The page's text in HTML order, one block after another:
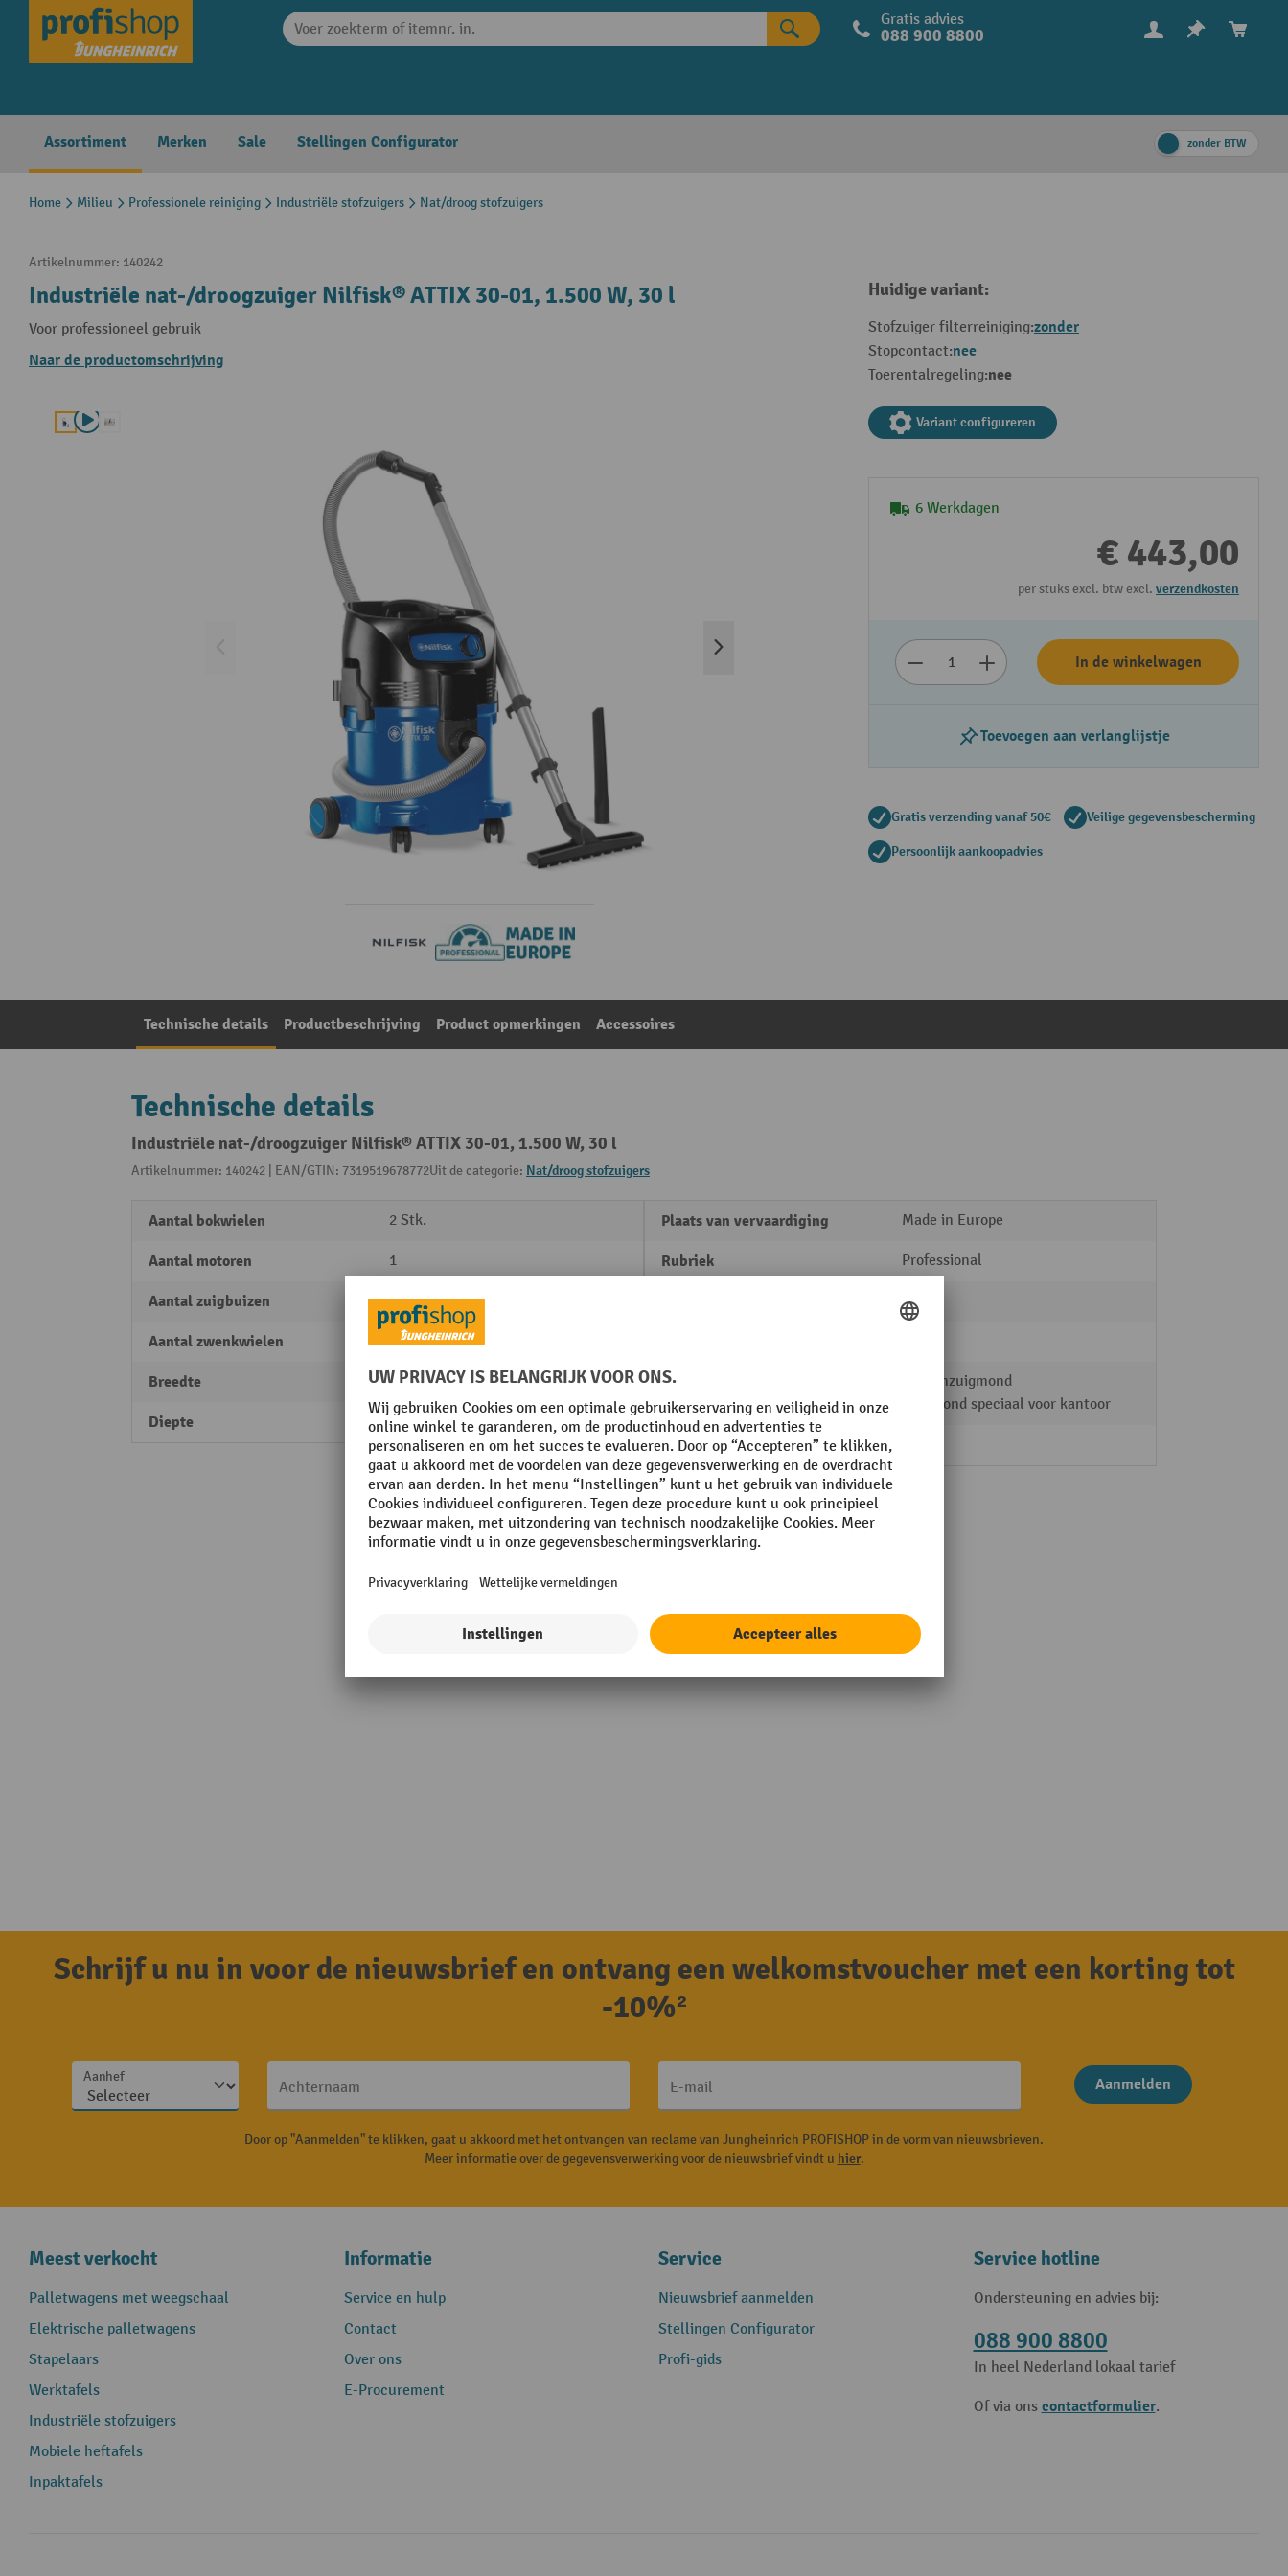
Skip to main navigation Gratis advies
088 900 8800
Assortiment Merken Sale Stellingen Configurator zonder BTW
Home Milieu Professionele reiniging Industriële stofzuigers Nat/droog stofzuigers
Artikelnummer: 140242
Industriële nat-/droogzuiger Nilfisk® ATTIX 30-01, 1.500 W, 30 l
Voor professioneel gebruik
Naar de productomschrijving
Video afspelen
Huidige variant:
Stofzuiger filterreiniging:zonder
Stopcontact:nee
Toerentalregeling:nee
Variant configureren
6 Werkdagen
€ 443,00
per stuks excl. btw excl. verzendkosten
In de winkelwagen
Toevoegen aan verlanglijstje
Gratis verzending vanaf 50€ Veilige gegevensbescherming
Persoonlijk aankoopadvies
Technische details Productbeschrijving Product opmerkingen Accessoires
Technische details
Industriële nat-/droogzuiger Nilfisk® ATTIX 30-01, 1.500 W, 30 l
Artikelnummer: 140242 | EAN/GTIN: 7319519678772Uit de categorie: Nat/droog stofzuigers
Aantal bokwielen 2 Stk.
Aantal motoren 1
Aantal zuigbuizen 2
Aantal zwenkwielen 2 Stk.
Breedte 400 mm
Diepte 600 mm
Plaats van vervaardiging Made in Europe
Rubriek Professional
ja
Sproeikoppen-types
Voegenzuigmond
Zuigmond speciaal voor kantoor
Stofklasse
Toon alle technische details
Schrijf u nu in voor de nieuwsbrief en ontvang een welkomstvoucher met een korting tot
-10%²
Aanhef
Achternaam E-mail Aanmelden
Door op "Aanmelden" te klikken, gaat u akkoord met het ontvangen van reclame van Jungheinrich PROFISHOP in de vorm van nieuwsbrieven.
Meer informatie over de gegevensverwerking voor de nieuwsbrief vindt u hier.
Meest verkocht
Palletwagens met weegschaal
Elektrische palletwagens
Stapelaars
Werktafels
Industriële stofzuigers
Mobiele heftafels
Inpaktafels
Informatie
Service en hulp
Contact
Over ons
E-Procurement
Service
Nieuwsbrief aanmelden
Stellingen Configurator
Profi-gids
Service hotline
Ondersteuning en advies bij:
088 900 8800
In heel Nederland lokaal tarief
Of via ons contactformulier.